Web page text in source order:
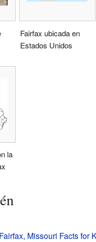
Fairfax ubicada en
Estados Unidos
la
Fairfax, Missouri Facts for